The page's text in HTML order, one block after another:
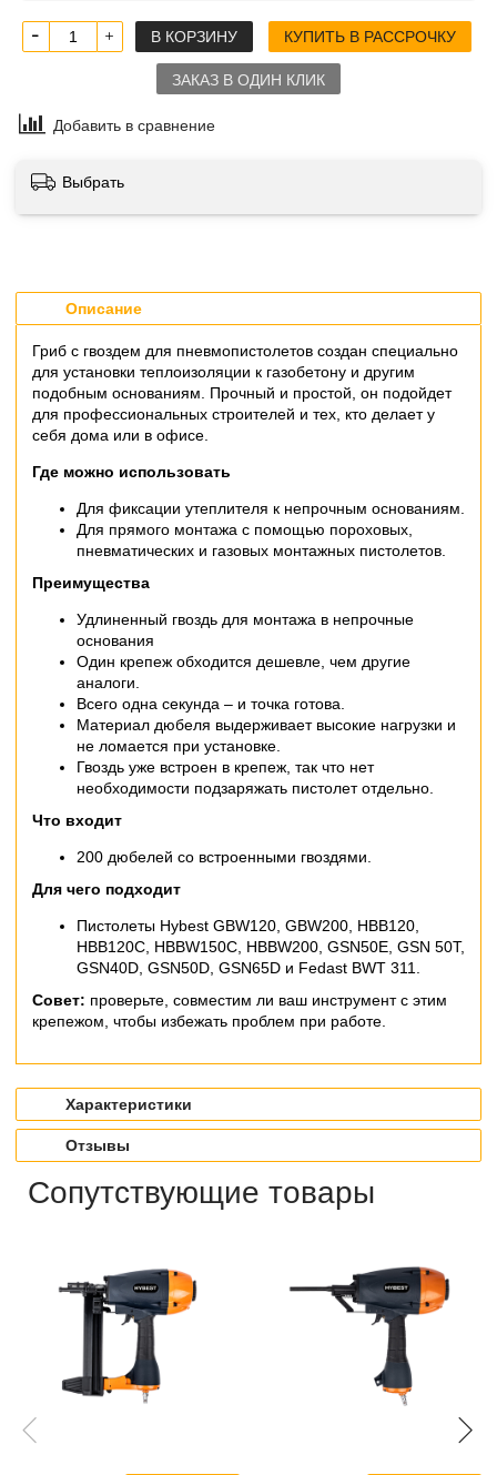
В КОРЗИНУ КУПИТЬ В РАССРОЧКУ
ЗАКАЗ В ОДИН КЛИК
Добавить в сравнение
Выбрать
Описание
Гриб с гвоздем для пневмопистолетов создан специально
для установки теплоизоляции к газобетону и другим
подобным основаниям. Прочный и простой, он подойдет
для профессиональных строителей и тех, кто делает у
себя дома или в офисе.
Где можно использовать
Для фиксации утеплителя к непрочным основаниям.
Для прямого монтажа с помощью пороховых,
пневматических и газовых монтажных пистолетов.
Преимущества
Удлиненный гвоздь для монтажа в непрочные
основания
Один крепеж обходится дешевле, чем другие
аналоги.
Всего одна секунда – и точка готова.
Материал дюбеля выдерживает высокие нагрузки и
не ломается при установке.
Гвоздь уже встроен в крепеж, так что нет
необходимости подзаряжать пистолет отдельно.
Что входит
200 дюбелей со встроенными гвоздями.
Для чего подходит
Пистолеты Hybest GBW120, GBW200, HBB120,
HBB120C, HBBW150C, HBBW200, GSN50E, GSN 50T,
GSN40D, GSN50D, GSN65D и Fedast BWT 311.
Совет: проверьте, совместим ли ваш инструмент с этим
крепежом, чтобы избежать проблем при работе.
Характеристики
Отзывы
Сопутствующие товары